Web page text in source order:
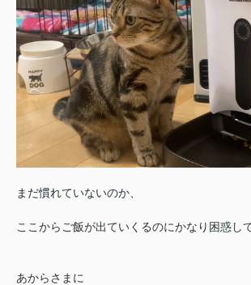
まだ慣れていないのか、
ここからご飯が出ていくるのにかなり困惑し
あからさまに